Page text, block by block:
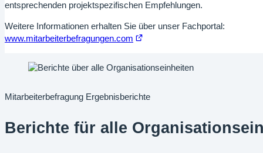
entsprechenden projektspezifischen Empfehlungen.
Weitere Informationen erhalten Sie über unser Fachportal:
www.mitarbeiterbefragungen.com
neuen
Mitarbeiterbefragung Ergebnisberichte
Berichte für alle